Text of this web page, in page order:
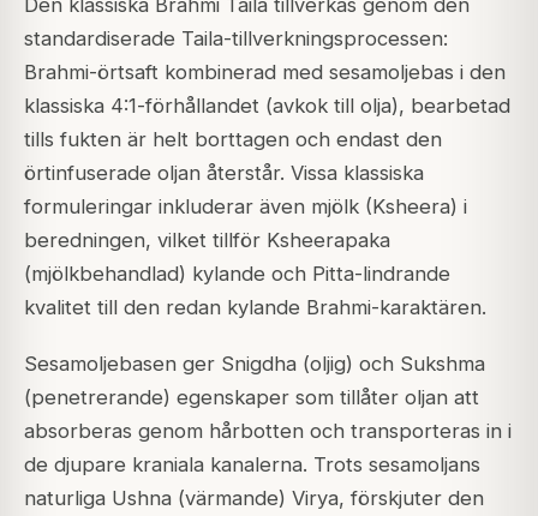
Den klassiska Brahmi Taila tillverkas genom den
standardiserade Taila-tillverkningsprocessen:
Brahmi-örtsaft kombinerad med sesamoljebas i den
klassiska 4:1-förhållandet (avkok till olja), bearbetad
tills fukten är helt borttagen och endast den
örtinfuserade oljan återstår. Vissa klassiska
formuleringar inkluderar även mjölk (Ksheera) i
beredningen, vilket tillför Ksheerapaka
(mjölkbehandlad) kylande och Pitta-lindrande
kvalitet till den redan kylande Brahmi-karaktären.
Sesamoljebasen ger Snigdha (oljig) och Sukshma
(penetrerande) egenskaper som tillåter oljan att
absorberas genom hårbotten och transporteras in i
de djupare kraniala kanalerna. Trots sesamoljans
naturliga Ushna (värmande) Virya, förskjuter den